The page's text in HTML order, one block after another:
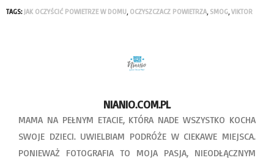
TAGS: JAK OCZYŚCIĆ POWIETRZE W DOMU, OCZYSZCZACZ POWIETRZA, SMOG,VIKTOR
NIANIO.COM.PL
MAMA NA PEŁNYM ETACIE, KTÓRA NADE WSZYSTKO KOCHA
SWOJE DZIECI. UWIELBIAM PODRÓŻE W CIEKAWE MIEJSCA.
PONIEWAŻ FOTOGRAFIA TO MOJA PASJA, NIEODŁĄCZNYM